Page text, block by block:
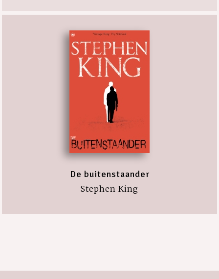
De buitenstaander
Stephen King